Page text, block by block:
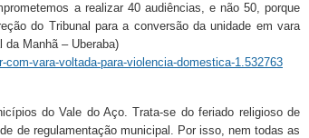
a realizar 40 audiências, e não 50, porque
do Tribunal para a conversão da unidade em vara
da Manhã – Uberaba)
vara-voltada-para-violencia-domestica-1.532763
do Vale do Aço. Trata-se do feriado religioso de
de regulamentação municipal. Por isso, nem todas as